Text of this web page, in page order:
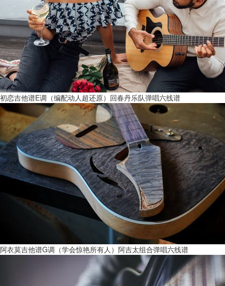
初恋吉他谱E调（编配动人超还原）回春丹乐队弹唱六线谱
阿衣莫吉他谱G调（学会惊艳所有人）阿吉太组合弹唱六线谱